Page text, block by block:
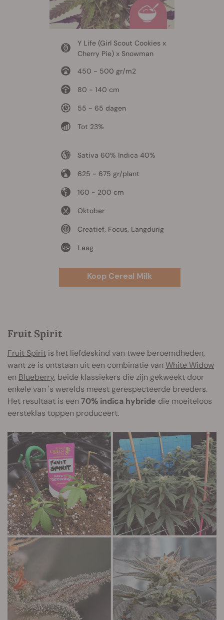
Y Life (Girl Scout Cookies x
Cherry Pie) x Snowman
450 - 500 gr/m2
80 - 140 cm
55 - 65 dagen
Tot 23%
Sativa 60% Indica 40%
625 - 675 gr/plant
160 - 200 cm
Oktober
Creatief, Focus, Langdurig
Laag
Koop Cereal Milk
Fruit Spirit
Fruit Spirit is het liefdeskind van twee beroemdheden,
want ze is ontstaan uit een combinatie van White Widow
en Blueberry, beide klassiekers die zijn gekweekt door
enkele van 's werelds meest gerespecteerde breeders.
Het resultaat is een 70% indica hybride die moeiteloos
eersteklas toppen produceert.